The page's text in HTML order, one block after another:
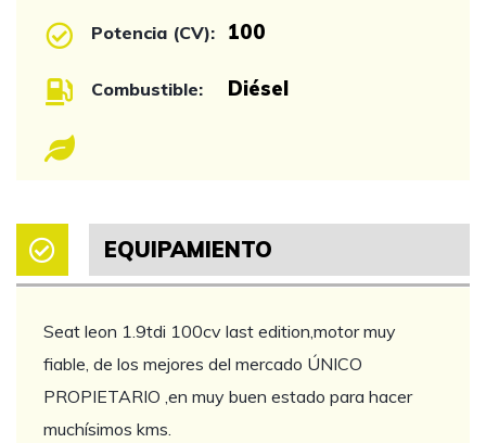
Potencia (CV): 100
Combustible: Diésel
EQUIPAMIENTO
Seat leon 1.9tdi 100cv last edition,motor muy
fiable, de los mejores del mercado ÚNICO
PROPIETARIO ,en muy buen estado para hacer
muchísimos kms.